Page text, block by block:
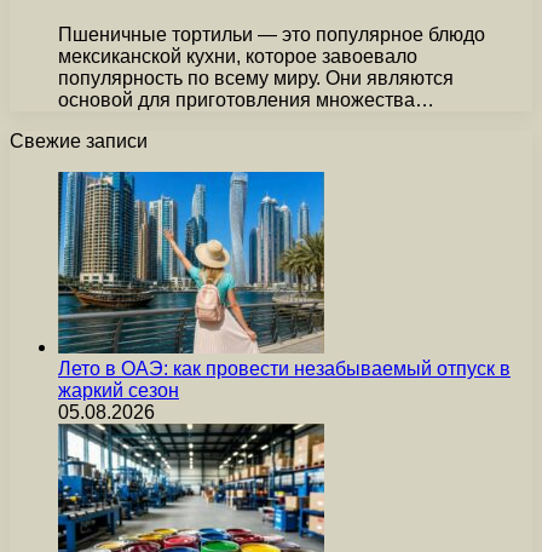
Пшеничные тортильи — это популярное блюдо
мексиканской кухни, которое завоевало
популярность по всему миру. Они являются
основой для приготовления множества…
Свежие записи
Лето в ОАЭ: как провести незабываемый отпуск в
жаркий сезон
05.08.2026